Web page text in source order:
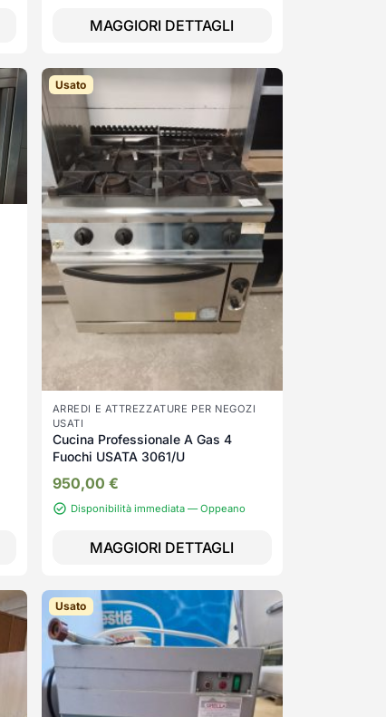
MAGGIORI DETTAGLI
Usato
ARREDI E ATTREZZATURE PER NEGOZI
USATI
Cucina Professionale A Gas 4
Fuochi USATA 3061/U
950,00 €
Disponibilità immediata — Oppeano
MAGGIORI DETTAGLI
Usato